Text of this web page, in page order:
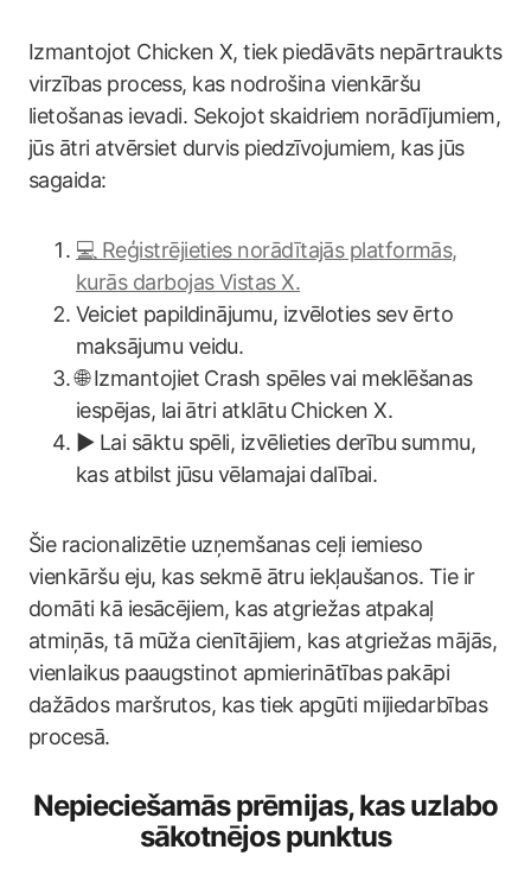
Izmantojot Chicken X, tiek piedāvāts nepārtraukts
virzības process, kas nodrošina vienkāršu
lietošanas ievadi. Sekojot skaidriem norādījumiem,
jūs ātri atvērsiet durvis piedzīvojumiem, kas jūs
sagaida:
💻 Reģistrējieties norādītajās platformās,
kurās darbojas Vistas X.
Veiciet papildinājumu, izvēloties sev ērto
maksājumu veidu.
🌐 Izmantojiet Crash spēles vai meklēšanas
iespējas, lai ātri atklātu Chicken X.
▶️ Lai sāktu spēli, izvēlieties derību summu,
kas atbilst jūsu vēlamajai dalībai.
Šie racionalizētie uzņemšanas ceļi iemieso
vienkāršu eju, kas sekmē ātru iekļaušanos. Tie ir
domāti kā iesācējiem, kas atgriežas atpakaļ
atmiņās, tā mūža cienītājiem, kas atgriežas mājās,
vienlaikus paaugstinot apmierinātības pakāpi
dažādos maršrutos, kas tiek apgūti mijiedarbības
procesā.
Nepieciešamās prēmijas, kas uzlabo
sākotnējos punktus